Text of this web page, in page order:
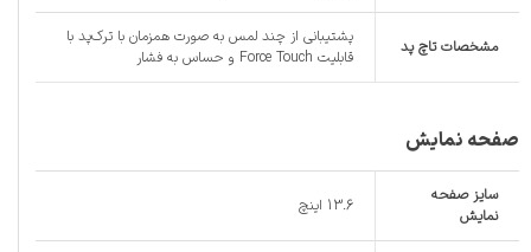
مشخصات تاچ پد
پشتیبانی از چند لمس به صورت همزمان با ترک‌پد با
قابلیت Force Touch و حساس به فشار
صفحه نمایش
سایز صفحه
نمایش
13.6 اینچ